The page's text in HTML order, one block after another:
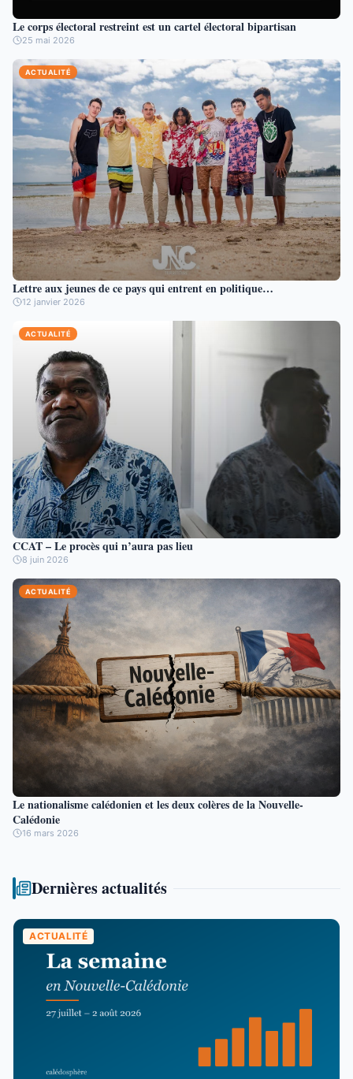
Le corps électoral restreint est un cartel électoral bipartisan
25 mai 2026
ACTUALITÉ
Lettre aux jeunes de ce pays qui entrent en politique…
12 janvier 2026
ACTUALITÉ
CCAT – Le procès qui n’aura pas lieu
8 juin 2026
ACTUALITÉ
Le nationalisme calédonien et les deux colères de la Nouvelle-
Calédonie
16 mars 2026
Dernières actualités
ACTUALITÉ